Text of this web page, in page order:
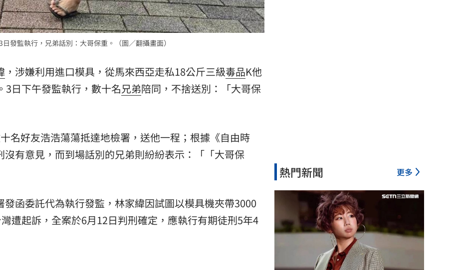
熱潮 10:00
18:15
發監執行，兄弟話別：大哥保重。（圖／翻攝畫面）
，涉嫌利用進口模具，從馬來西亞走私18公斤三級毒品K他
3日下午發監執行，數十名兄弟陪同，不捨送別：「大哥保
名好友浩浩蕩蕩抵達地檢署，送他一程；根據《自由時
有意見，而到場話別的兄弟則紛紛表示：「「大哥保
發函委託代為執行發監，林家緯因試圖以模具機夾帶3000
遭起訴，全案於6月12日判刑確定，應執行有期徒刑5年4
熱門新聞 更多